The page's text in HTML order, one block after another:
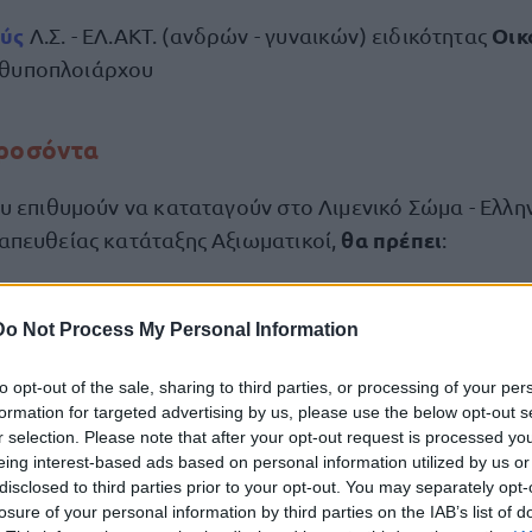
Not Process My Personal Information
opt-out of the sale, sharing to third parties, or processing of your
for targeted advertising by us, please use the below opt-out
selection. Please note that after your opt-out request is processed
interest-based ads based on personal information utilized by us
to third parties prior to your opt-out. You may separately
of your personal information by third parties on the IAB’s list of
Λ.Σ. - ΕΛ.ΑΚΤ. (ανδρών - γυναικών) ειδικότητας
επιθυμούν να καταταγούν στο Λιμενικό Σώμα -
κατάταξης Αξιωματικοί, θα πρέπει:
με την προκήρυξη) Ανώτατων Εκπαιδευτικών
τίτλο σπουδών ή διδακτορικό δίπλωμα στα
πολίτες, εγγεγραμμένοι στα Μητρώα ή